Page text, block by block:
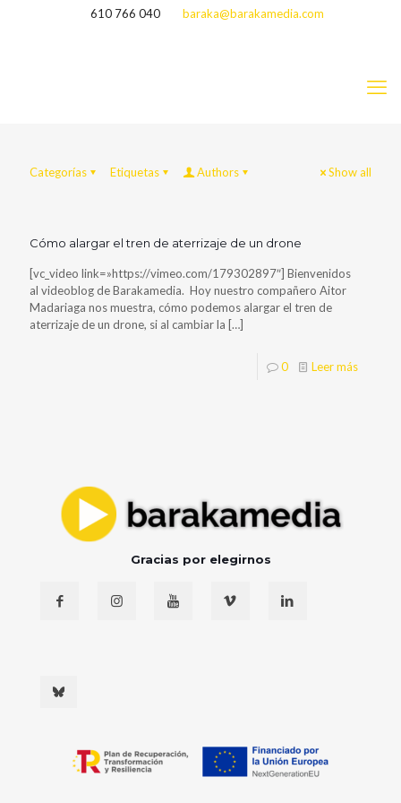
610 766 040 baraka@barakamedia.com
Categorías Etiquetas Authors Show all
Cómo alargar el tren de aterrizaje de un drone
[vc_video link=»https://vimeo.com/179302897″] Bienvenidos
al videoblog de Barakamedia. Hoy nuestro compañero Aitor
Madariaga nos muestra, cómo podemos alargar el tren de
aterrizaje de un drone, si al cambiar la […]
0 Leer más
Gracias por elegirnos